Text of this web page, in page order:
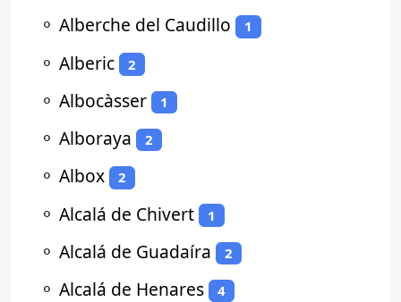
⚬ Alberche del Caudillo 1
⚬ Alberic 2
⚬ Albocàsser 1
⚬ Alboraya 2
⚬ Albox 2
⚬ Alcalá de Chivert 1
⚬ Alcalá de Guadaíra 2
⚬ Alcalá de Henares 4